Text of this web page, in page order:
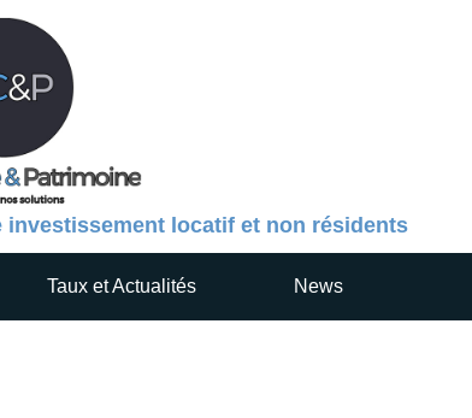
locatif et non résidents
Taux et Actualités News